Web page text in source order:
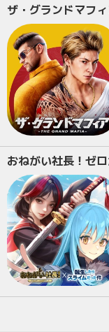
ザ・グランドマフ
おねがい社長！ゼ